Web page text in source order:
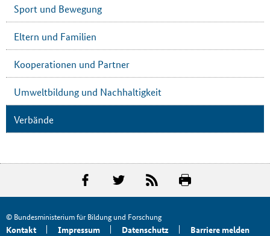
Sport und Bewegung
Eltern und Familien
Kooperationen und Partner
Umweltbildung und Nachhaltigkeit
Verbände
© Bundesministerium für Bildung und Forschung
Kontakt Impressum Datenschutz Barriere melden